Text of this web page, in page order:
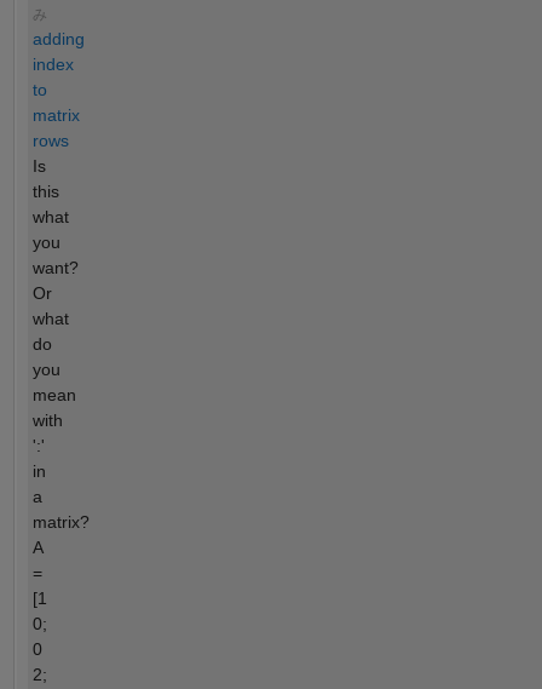
み
adding
index
to
matrix
rows
Is
this
what
you
want?
Or
what
do
you
mean
with
':'
in
a
matrix?
A
=
[1
0;
0
2;